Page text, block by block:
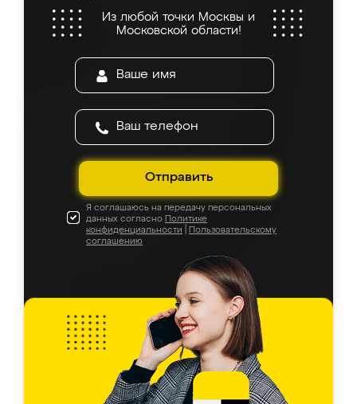
Из любой точки Москвы и
Московской области!
Отправить
Я соглашаюсь на передачу персональных
данных согласно Политике
конфиденциальности
Пользовательскому
соглашению